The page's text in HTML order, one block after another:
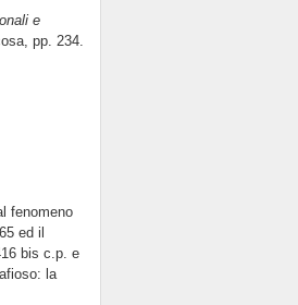
e
, pp. 234.
fenomeno
ed il
bis c.p. e
la